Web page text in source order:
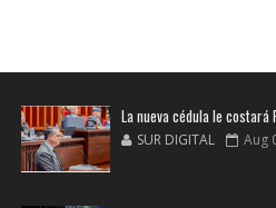
La nueva cédula le
SUR DIGITAL Aug